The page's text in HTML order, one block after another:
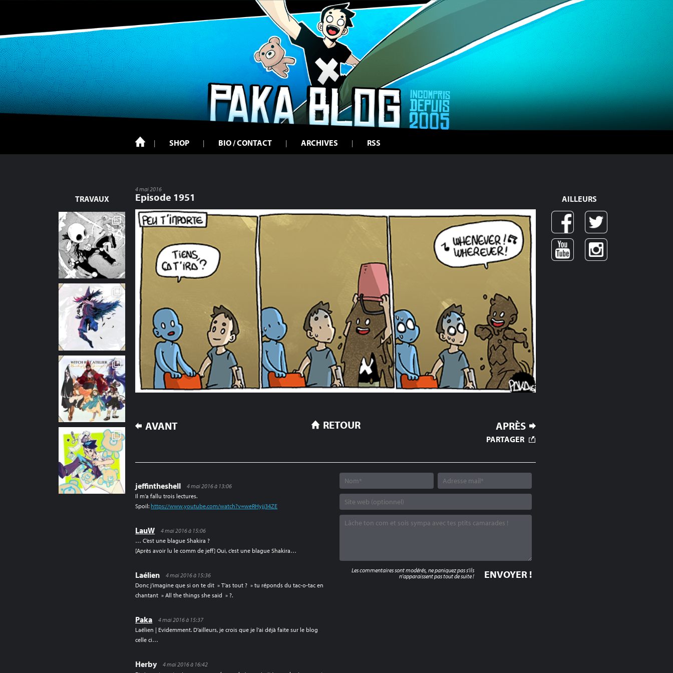
SHOP BIO / CONTACT ARCHIVES RSS
TRAVAUX
4 mai 2016
Episode 1951
NAVIGATION
AVANT APRÈS
RETOUR
PARTAGER
jeffintheshell
4 mai 2016 à 13:06
Il m’a fallu trois lectures.
Spoil: https://www.youtube.com/watch?v=weRHyjj34ZE
LauW
4 mai 2016 à 15:06
… C’est une blague Shakira ?
[Après avoir lu le comm de jeff] Oui, c’est une blague Shakira…
Laélien
4 mai 2016 à 15:36
Donc j’imagine que si on te dit » T’as tout ? » tu réponds du tac-o-tac en
chantant » All the things she said » ?.
Paka
4 mai 2016 à 15:37
Laélien | Evidemment. D’ailleurs, je crois que je l’ai déjà faite sur le blog
celle ci…
Herby
4 mai 2016 à 16:42
Les commentaires sont modérés, ne paniquez pas s'ils
n'apparaissent pas tout de suite !
AILLEURS